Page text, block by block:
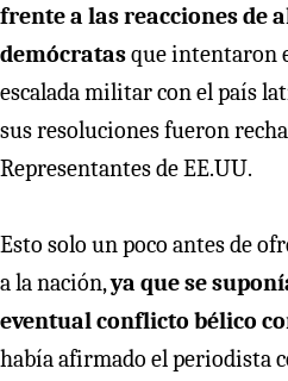
frente a las reacciones de
demócratasque intentaron
escalada militar con el país
sus resoluciones fueron
Representantes de EE.UU.
Esto solo un poco antes de
a la nación,ya que se
eventual conflicto bélico
había afirmado el periodista